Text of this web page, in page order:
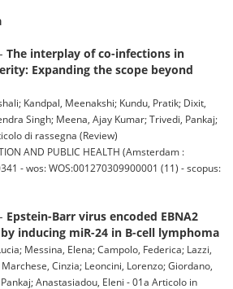
The interplay of co-infections in
Expanding the scope beyond
Kandpal, Meenakshi; Kundu, Pratik; Dixit,
Singh; Meena, Ajay Kumar; Trivedi, Pankaj;
di rassegna (Review)
AND PUBLIC HEALTH (Amsterdam :
- wos: WOS:001270309900001 (11) - scopus:
Epstein-Barr virus encoded EBNA2
inducing miR-24 in B-cell lymphoma
Messina, Elena; Campolo, Federica; Lazzi,
Cinzia; Leoncini, Lorenzo; Giordano,
Anastasiadou, Eleni - 01a Articolo in